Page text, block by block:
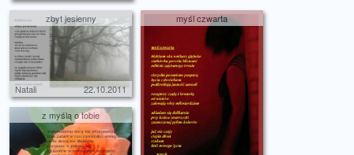
zbyt jesienny
Natali 22.10.2011
myśl czwarta
z myślą o tobie